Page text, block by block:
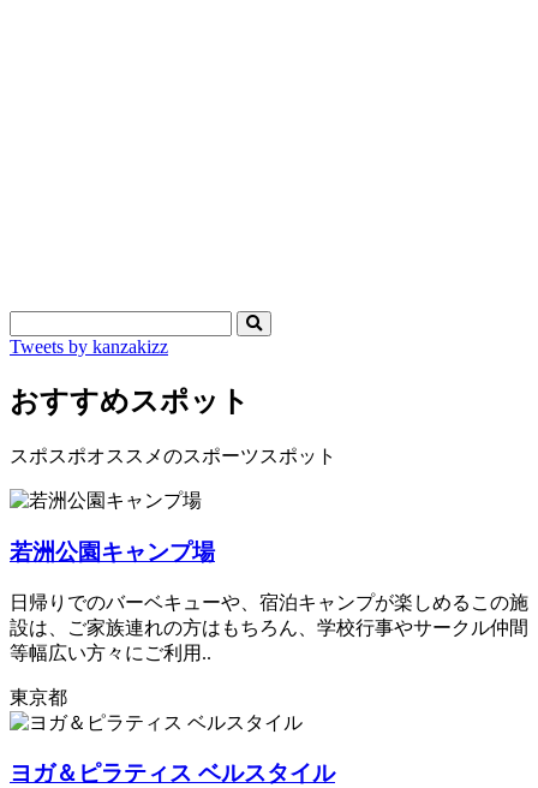
Tweets by kanzakizz
おすすめスポット
スポスポオススメのスポーツスポット
若洲公園キャンプ場
日帰りでのバーベキューや、宿泊キャンプが楽しめるこの施
設は、ご家族連れの方はもちろん、学校行事やサークル仲間
等幅広い方々にご利用..
東京都
ヨガ＆ピラティス ベルスタイル